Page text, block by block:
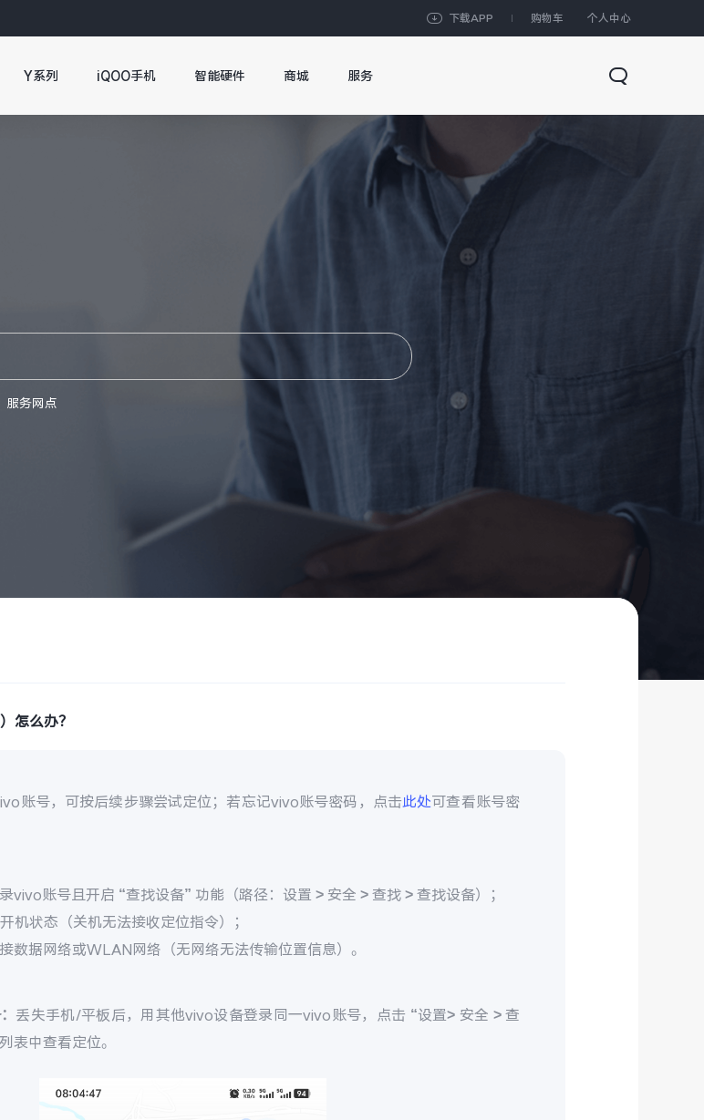
下载APP 购物车 个人中心
Y系列 iQOO手机 智能硬件 商城 服务
服务网点
怎么办？
账号，可按后续步骤尝试定位；若忘记vivo账号密码，点击此处可查看账号密
vivo账号且开启 “查找设备” 功能（路径：设置 > 安全 > 查找 > 查找设备）；
机状态（关机无法接收定位指令）；
数据网络或WLAN网络（无网络无法传输位置信息）。
丢失手机/平板后，用其他vivo设备登录同一vivo账号，点击 “设置> 安全 > 查
表中查看定位。